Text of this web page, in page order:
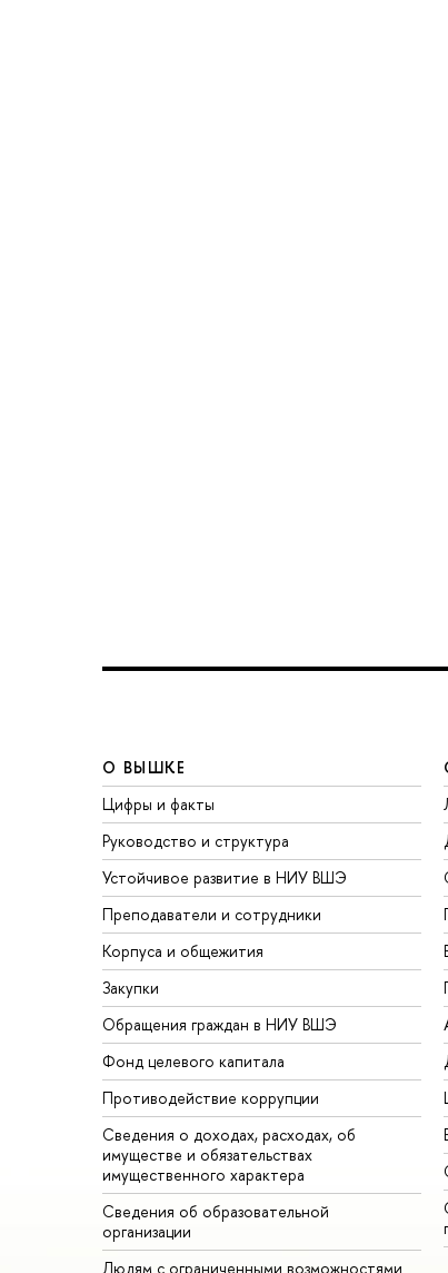
О ВЫШКЕ
Цифры и факты
Руководство и структура
Устойчивое развитие в НИУ ВШЭ
Преподаватели и сотрудники
Корпуса и общежития
Закупки
Обращения граждан в НИУ ВШЭ
Фонд целевого капитала
Противодействие коррупции
Сведения о доходах, расходах, об
имуществе и обязательствах
имущественного характера
Сведения об образовательной
организации
Людям с ограниченными возможностями